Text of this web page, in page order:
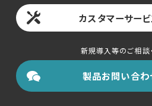
カスタマーサー
新規導入等のご相談
製品お問い合わ